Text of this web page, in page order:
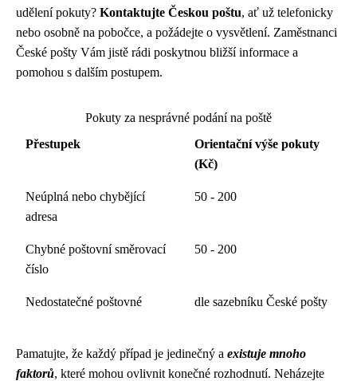
udělení pokuty? Kontaktujte Českou poštu, ať už telefonicky
nebo osobně na pobočce, a požádejte o vysvětlení. Zaměstnanci
České pošty Vám jistě rádi poskytnou bližší informace a
pomohou s dalším postupem.
Pokuty za nesprávné podání na poště
Přestupek
Orientační výše pokuty
(Kč)
Neúplná nebo chybějící
adresa
50 - 200
Chybné poštovní směrovací
číslo
50 - 200
Nedostatečné poštovné dle sazebníku České pošty
Pamatujte, že každý případ je jedinečný a existuje mnoho
faktorů, které mohou ovlivnit konečné rozhodnutí. Neházejte